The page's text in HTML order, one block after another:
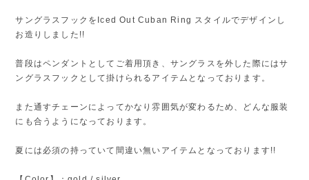
サングラスフックをIced Out Cuban Ring スタイルでデザインし
お造りしました!!
普段はペンダントとしてご着用頂き、サングラスを外した際にはサ
ングラスフックとして掛けられるアイテムとなっております。
また通すチェーンによってかなり雰囲気が変わるため、どんな服装
にも合うようになっております。
夏には必須の持っていて間違い無いアイテムとなっております!!